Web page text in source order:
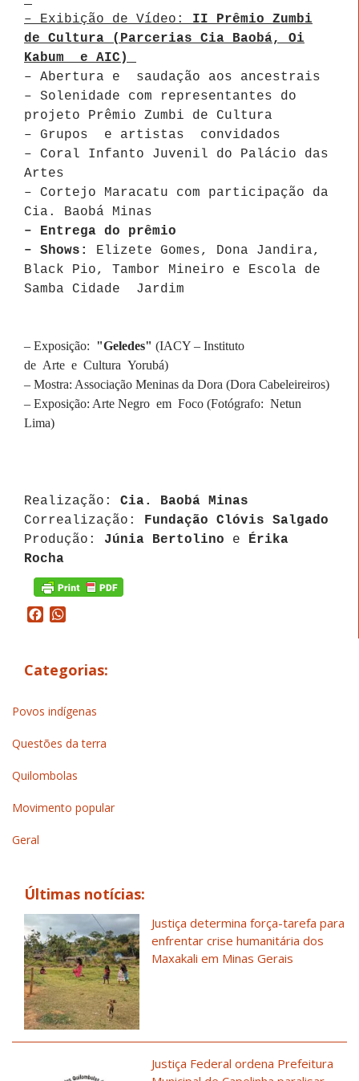
– Exibição de Vídeo: II Prêmio Zumbi
de Cultura (Parcerias Cia Baobá, Oi
Kabum e AIC)
– Abertura e saudação aos ancestrais
– Solenidade com representantes do
projeto Prêmio Zumbi de Cultura
– Grupos e artistas convidados
– Coral Infanto Juvenil do Palácio das
Artes
– Cortejo Maracatu com participação da
Cia. Baobá Minas
– Entrega do prêmio
– Shows: Elizete Gomes, Dona Jandira,
Black Pio, Tambor Mineiro e Escola de
Samba Cidade Jardim
– Exposição: "Geledes" (IACY – Instituto
de Arte e Cultura Yorubá)
– Mostra: Associação Meninas da Dora (Dora Cabeleireiros)
– Exposição: Arte Negro em Foco (Fotógrafo: Netun
Lima)
Realização: Cia. Baobá Minas
Correalização:
Fundação Clóvis Salgado
Produção: Júnia Bertolino e Érika
Rocha
Facebook
Categorias:
Povos indígenas
Questões da terra
Quilombolas
Movimento popular
Geral
Últimas notícias:
Justiça determina força-tarefa para
enfrentar crise humanitária dos
Maxakali em Minas Gerais
Justiça Federal ordena Prefeitura